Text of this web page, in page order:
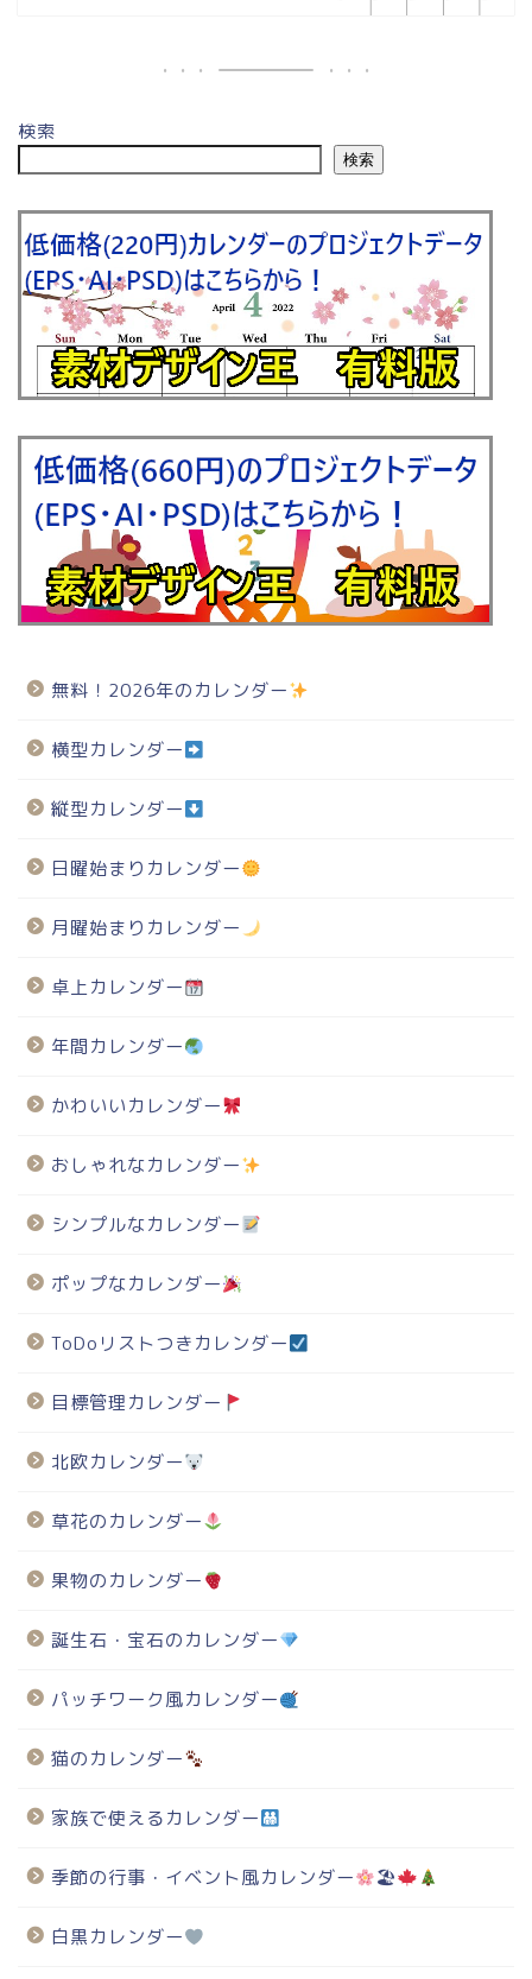
検索
検索
無料！2026年のカレンダー
横型カレンダー
縦型カレンダー
日曜始まりカレンダー
月曜始まりカレンダー
卓上カレンダー
年間カレンダー
かわいいカレンダー
おしゃれなカレンダー
シンプルなカレンダー
ポップなカレンダー
ToDoリストつきカレンダー
目標管理カレンダー
北欧カレンダー
草花のカレンダー
果物のカレンダー
誕生石・宝石のカレンダー
パッチワーク風カレンダー
猫のカレンダー
家族で使えるカレンダー
季節の行事・イベント風カレンダー 🏖
白黒カレンダー